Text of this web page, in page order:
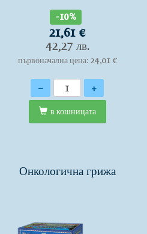
-10%
21,61 €
42,27 лв.
първоначална цена: 24,01 €
Количество
- +
в кошницата
Онкологична грижа